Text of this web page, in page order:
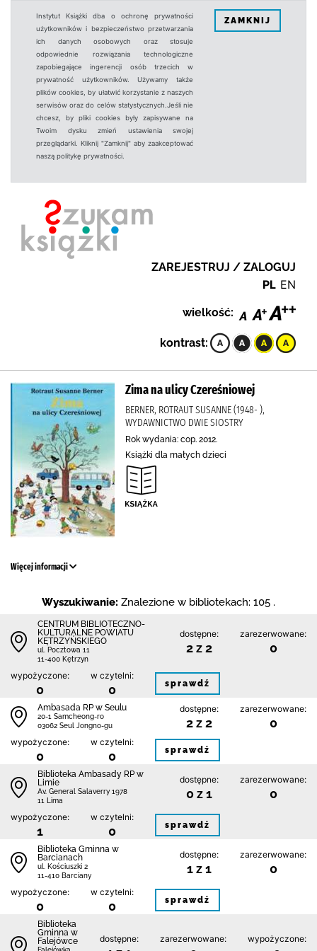
Instytut Książki dba o ochronę prywatności
użytkowników i bezpieczeństwo przetwarzania
ich danych osobowych oraz stosuje
odpowiednie rozwiązania technologiczne
zapobiegające ingerencji osób trzecich w
prywatność użytkowników. Używamy także
plików cookies, by ułatwić korzystanie z naszych
serwisów oraz do celów statystycznych.Jeśli nie
chcesz, by pliki cookies były zapisywane na
Twoim dysku zmień ustawienia swojej
przeglądarki. Kliknij "Zamknij" aby zaakceptować
naszą politykę prywatności.
ZAMKNIJ
ZAREJESTRUJ / ZALOGUJ
PL EN
wielkość:
kontrast:
Zima na ulicy Czereśniowej
BERNER, ROTRAUT SUSANNE (1948- ),
WYDAWNICTWO DWIE SIOSTRY
Rok wydania: cop. 2012.
Książki dla małych dzieci
Więcej informacji
Wyszukiwanie: Znalezione w bibliotekach: 105 .
CENTRUM BIBLIOTECZNO-
KULTURALNE POWIATU
KĘTRZYŃSKIEGO
ul. Pocztowa 11
11-400 Kętrzyn
dostępne:
2 z 2
zarezerwowane:
0
wypożyczone:
0
w czytelni:
0 sprawdź
Ambasada RP w Seulu
20-1 Samcheong-ro
03062 Seul Jongno-gu
dostępne:
2 z 2
zarezerwowane:
0
wypożyczone:
0
w czytelni:
0 sprawdź
Biblioteka Ambasady RP w
Limie
Av. General Salaverry 1978
11 Lima
dostępne:
0 z 1
zarezerwowane:
0
wypożyczone:
1
w czytelni:
0 sprawdź
Biblioteka Gminna w
Barcianach
ul. Kościuszki 2
11-410 Barciany
dostępne:
1 z 1
zarezerwowane:
0
wypożyczone:
0
w czytelni:
0 sprawdź
Biblioteka
Gminna w
Falejówce
dostępne: zarezerwowane: wypożyczone: